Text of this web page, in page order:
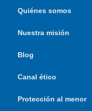
Quiénes somos
Nuestra misión
Blog
Canal ético
Protección al menor